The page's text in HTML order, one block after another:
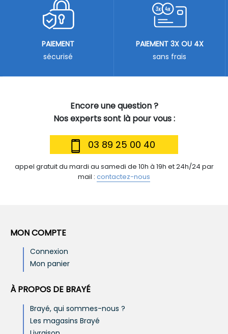
Encore une question ?
Nos experts sont là pour vous :
03 89 25 00 40
appel gratuit du mardi au samedi de 10h à 19h et 24h/24 par
mail : contactez-nous
PAIEMENT
sécurisé
PAIEMENT 3X OU 4X
sans frais
MON COMPTE
Connexion
Mon panier
À PROPOS DE BRAYÉ
Brayé, qui sommes-nous ?
Les magasins Brayé